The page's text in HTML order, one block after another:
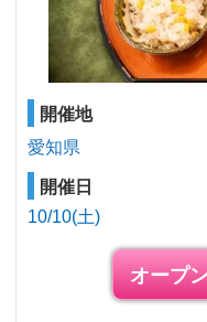
開催地
愛知県
開催日
10/10(土)
オープ